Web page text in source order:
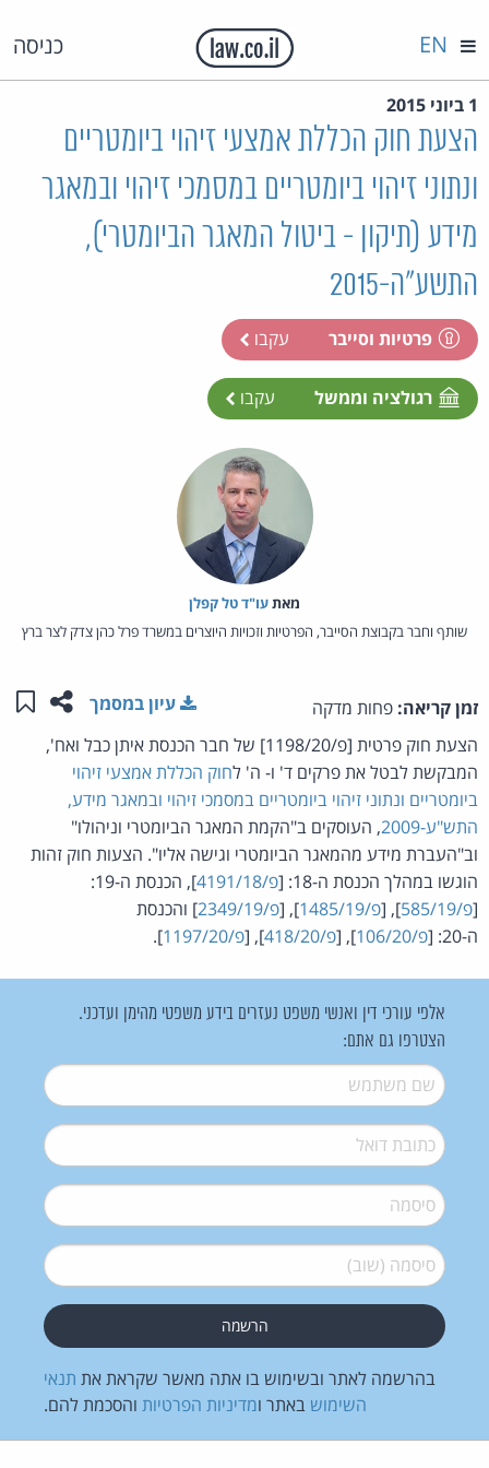
כניסה EN
1 ביוני 2015
הצעת חוק הכללת אמצעי זיהוי ביומטריים
ונתוני זיהוי ביומטריים במסמכי זיהוי ובמאגר
מידע (תיקון - ביטול המאגר הביומטרי),
התשע"ה-2015
פרטיות וסייבר עקבו
רגולציה וממשל עקבו
מאת‏עו"ד טל קפלן
שותף וחבר בקבוצת הסייבר, הפרטיות וזכויות היוצרים במשרד פרל כהן צדק לצר ברץ
זמן קריאה: פחות מדקה שתפו
עיון במסמך
הצעת חוק פרטית [פ/1198/20] של חבר הכנסת איתן כבל ואח',
המבקשת לבטל את פרקים ד' ו- ה' לחוק הכללת אמצעי זיהוי
ביומטריים ונתוני זיהוי ביומטריים במסמכי זיהוי ובמאגר מידע,
התש"ע-2009
, העוסקים ב"הקמת המאגר הביומטרי וניהולו"
וב"העברת מידע מהמאגר הביומטרי וגישה אליו". הצעות חוק זהות
הוגשו במהלך הכנסת ה-18: [
פ/4191/18
], הכנסת ה-19:
[פ/585/19 ], [פ/1485/19 ], [פ/2349/19
] והכנסת
ה-20: [
פ/106/20 ], [פ/418/20 ], [פ/1197/20 ].
אלפי עורכי דין ואנשי משפט נעזרים בידע משפטי מהימן ועדכני.
הצטרפו גם אתם:
שם משתמש*
דואל*
סיסמה*
סיסמה (שוב)*
בהרשמה לאתר ובשימוש בו אתה מאשר שקראת את תנאי
השימוש באתר ומדיניות הפרטיות והסכמת להם.